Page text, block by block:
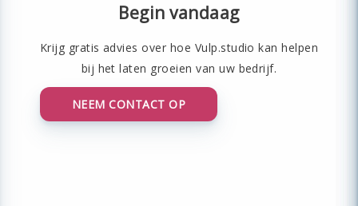
Begin vandaag
Krijg gratis advies over hoe Vulp.studio kan helpen
bij het laten groeien van uw bedrijf.
NEEM CONTACT OP